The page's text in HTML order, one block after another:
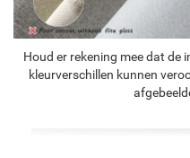
Houd er rekening mee dat de
kleurverschillen kunnen